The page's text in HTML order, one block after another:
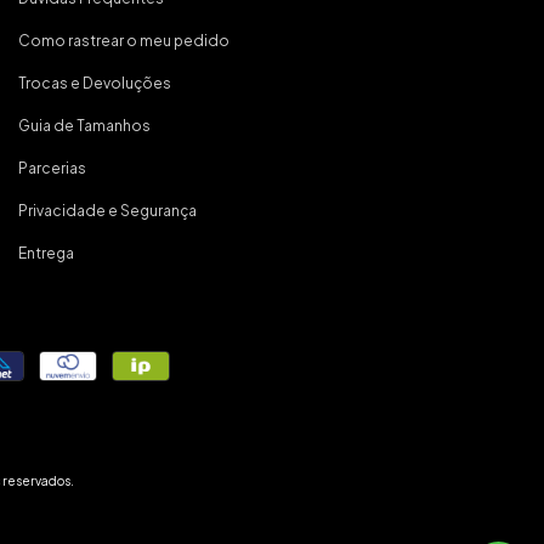
Como rastrear o meu pedido
Trocas e Devoluções
Guia de Tamanhos
Parcerias
Privacidade e Segurança
Entrega